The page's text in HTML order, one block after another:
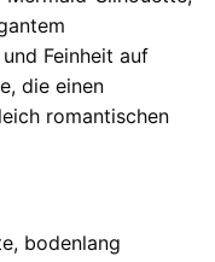
Feinheit auf
die einen
romantischen
bodenlang